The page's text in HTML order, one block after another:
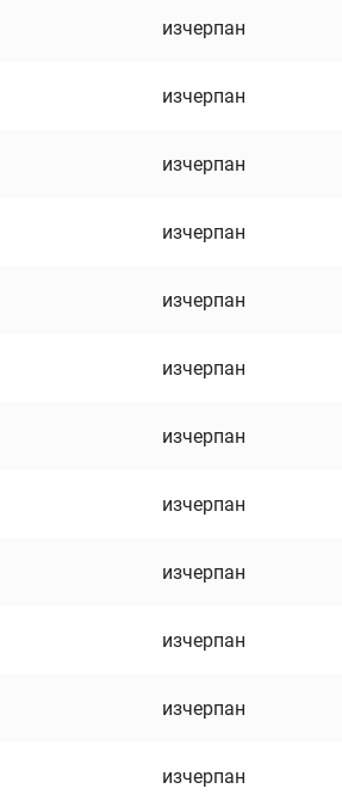
изчерпан
изчерпан
изчерпан
изчерпан
изчерпан
изчерпан
изчерпан
изчерпан
изчерпан
изчерпан
изчерпан
изчерпан